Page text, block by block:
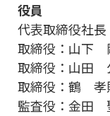
役員
代表取締役社
取締役：山下
取締役：山田
取締役：鶴 孝
監査役：金田